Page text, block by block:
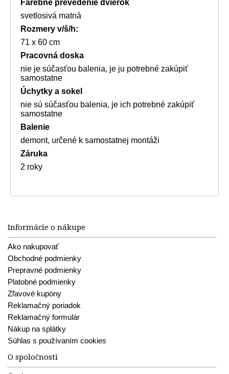
Farebné prevedenie dvierok
svetlosivá matná
Rozmery v/š/h:
71 x 60 cm
Pracovná doska
nie je súčasťou balenia, je ju potrebné zakúpiť
samostatne
Úchytky a sokel
nie sú súčasťou balenia, je ich potrebné zakúpiť
samostatne
Balenie
demont, určené k samostatnej montáži
Záruka
2 roky
Informácie o nákupe
Ako nakupovať
Obchodné podmienky
Prepravné podmienky
Platobné podmienky
Zľavové kupóny
Reklamačný poriadok
Reklamačný formulár
Nákup na splátky
Súhlas s používaním cookies
O spoločnosti